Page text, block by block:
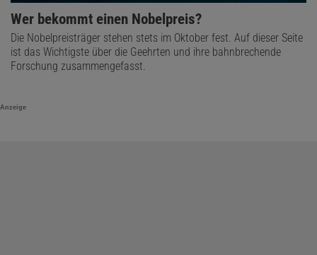
Wer bekommt einen Nobelpreis?
Die Nobelpreisträger stehen stets im Oktober fest. Auf dieser Seite
ist das Wichtigste über die Geehrten und ihre bahnbrechende
Forschung zusammengefasst.
Anzeige